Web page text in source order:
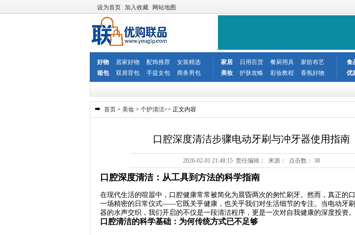
设为首页 加入收藏 网站地图
好物 居家好物 配饰推荐 女装精选 家居 日用百货 餐厨用具 家纺布艺 食
箱包
双肩背包 手提女包 商务男包 美妆 护肤攻略 彩妆教程 香氛好物 优
首页 > 美妆 > 个护清洁>> 正文内容
口腔深度清洁步骤电动牙刷与冲牙器使用指南
2026-02-01 21:48:15 责任编辑： 来源： 点击数： 38
口腔深度清洁：从工具到方法的科学指南
在现代生活的喧嚣中，口腔健康常常被简化为晨昏两次的匆忙刷牙。然而，真正的
一场精密的日常仪式——它既关乎健康，也关乎我们对生活细节的专注。当电动牙
器的水声交织，我们开启的不仅是一段清洁程序，更是一次对自我健康的深度投资。
口腔清洁的科学基础：为何传统方式已不足够